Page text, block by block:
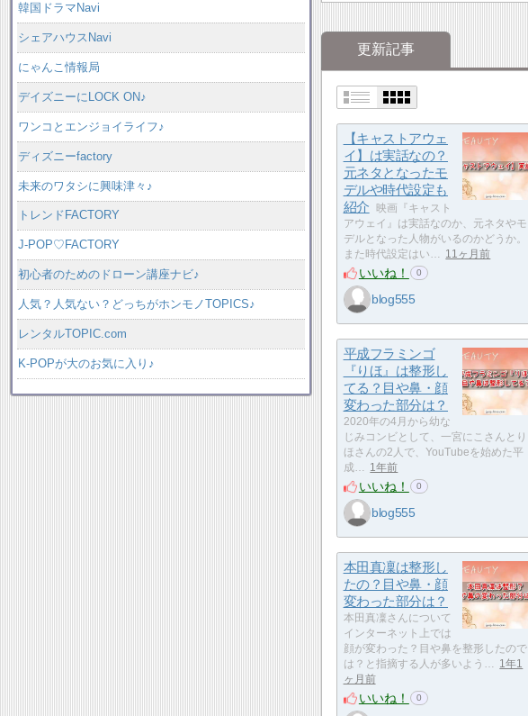
更新記事
【キャストアウェ
イ】は実話なの？
元ネタとなったモ
デルや時代設定も
紹介
映画『キャスト
アウェイ』は実話なのか、元ネタやモ
デルとなった人物がいるのかどうか。
また時代設定はい… 11ヶ月前
いいね！ 0
blog555
平成フラミンゴ
『りほ』は整形し
てる？目や鼻・顔
変わった部分は？
2020年の4月から幼な
じみコンビとして、一宮にこさんとり
ほさんの2人で、YouTubeを始めた平
成… 1年前
いいね！ 0
blog555
本田真凜は整形し
たの？目や鼻・顔
変わった部分は？
本田真凜さんについて
インターネット上では
顔が変わった？目や鼻を整形したので
は？と指摘する人が多いよう… 1年1
ヶ月前
いいね！ 0
韓国ドラマNavi
シェアハウスNavi
にゃんこ情報局
デイズニーにLOCK ON♪
ワンコとエンジョイライフ♪
ディズニーfactory
未来のワタシに興味津々♪
トレンドFACTORY
J-POP♡FACTORY
初心者のためのドローン講座ナビ♪
人気？人気ない？どっちがホンモノTOPICS♪
レンタルTOPIC.com
K-POPが大のお気に入り♪